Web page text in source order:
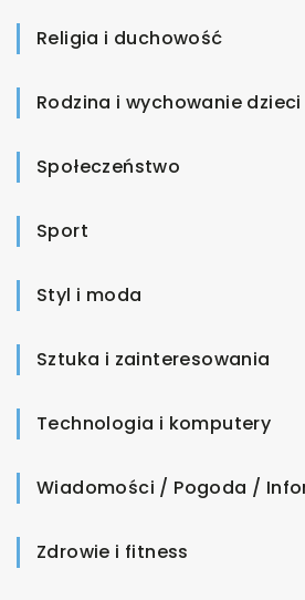
Religia i duchowość
Rodzina i wychowanie dzieci
Społeczeństwo
Sport
Styl i moda
Sztuka i zainteresowania
Technologia i komputery
Wiadomości / Pogoda /
Zdrowie i fitness